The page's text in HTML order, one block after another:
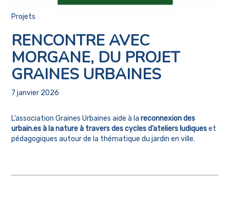
Projets
RENCONTRE AVEC
MORGANE, DU PROJET
GRAINES URBAINES
7 janvier 2026
L’association Graines Urbaines aide à lareconnexion des
urbain.es à la nature à travers des cycles d’ateliers ludiqueset
pédagogiques autour de la thématique du jardin en ville.